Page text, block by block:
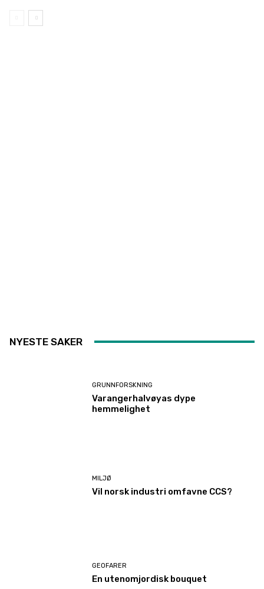
NYESTE SAKER
GRUNNFORSKNING
Varangerhalvøyas dype
hemmelighet
MILJØ
Vil norsk industri omfavne CCS?
GEOFARER
En utenomjordisk bouquet